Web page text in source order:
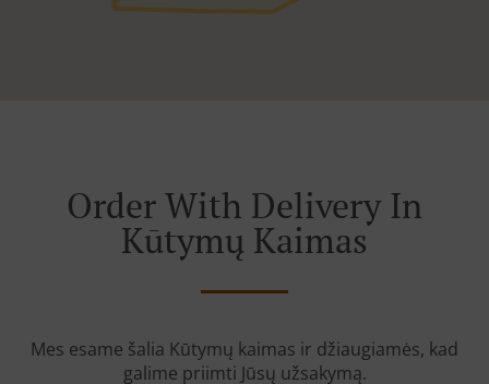
Order With Delivery In
Kūtymų Kaimas
Mes esame šalia Kūtymų kaimas ir džiaugiamės, kad
galime priimti Jūsų užsakymą.